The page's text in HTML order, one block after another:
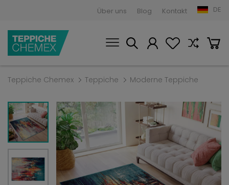
Über uns Blog Kontakt DE
Teppiche Chemex Teppiche Moderne Teppiche